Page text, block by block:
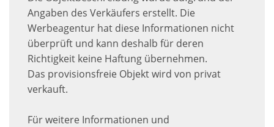
Angaben des Verkäufers erstellt. Die
Werbeagentur hat diese Informationen nicht
überprüft und kann deshalb für deren
Richtigkeit keine Haftung übernehmen.
Das provisionsfreie Objekt wird von privat
verkauft.
Für weitere Informationen und